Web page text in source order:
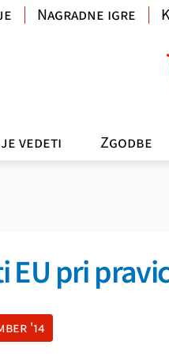
vedeti Zgodbe
Nagradne igre
pri
'14